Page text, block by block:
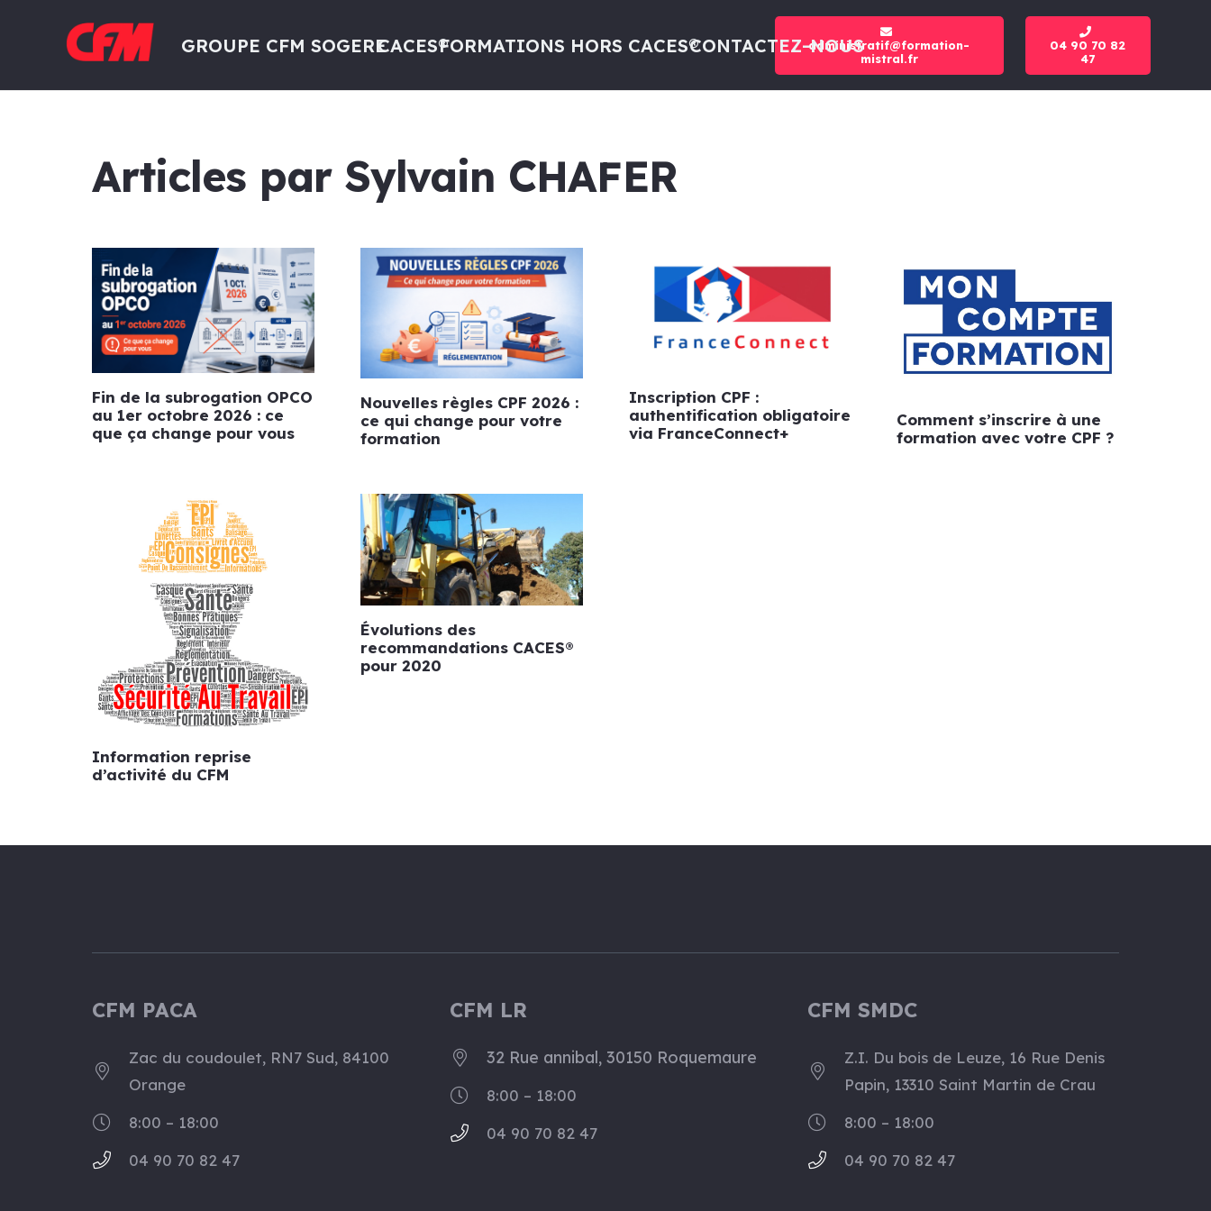
GROUPE CFM SOGERECACES®FORMATIONS HORS CACES®CONTACTEZ-NOUSadministratif@formation-
mistral.fr
04 90 70 82
47
Articles par Sylvain CHAFER
Fin de la subrogation OPCO
au 1er octobre 2026 : ce
que ça change pour vous
Nouvelles règles CPF 2026 :
ce qui change pour votre
formation
Inscription CPF :
authentification obligatoire
via FranceConnect+
Comment s’inscrire à une
formation avec votre CPF ?
Information reprise
d’activité du CFM
Évolutions des
recommandations CACES®
pour 2020
CFM PACA
Zac du coudoulet, RN7 Sud, 84100
Orange
8:00 – 18:00
04 90 70 82 47
CFM LR
32 Rue annibal, 30150 Roquemaure
8:00 – 18:00
04 90 70 82 47
CFM SMDC
Z.I. Du bois de Leuze, 16 Rue Denis
Papin, 13310 Saint Martin de Crau
8:00 – 18:00
04 90 70 82 47